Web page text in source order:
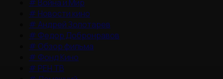
# Война и Мир
# Новости кино
#Андрей Золотарев
# Федор Добронравов
# Обзор фильма
# Фонд Кино
# РЕН ТВ